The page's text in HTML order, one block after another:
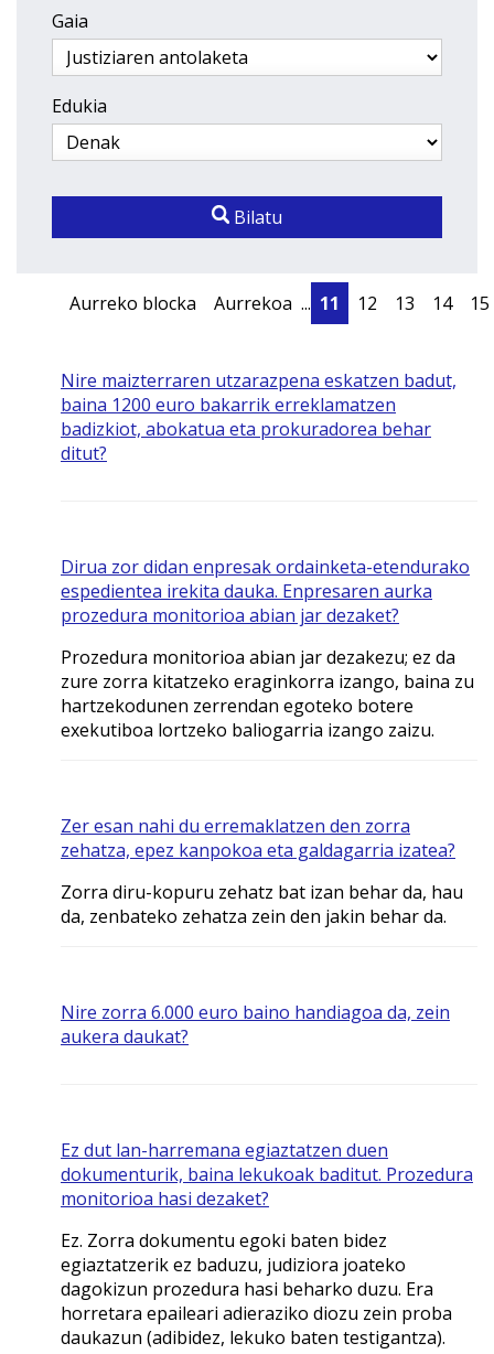
Gaia
Edukia
Bilatu
Aurreko blocka Aurrekoa ... 11 12 13 14 15
Nire maizterraren utzarazpena eskatzen badut,
baina 1200 euro bakarrik erreklamatzen
badizkiot, abokatua eta prokuradorea behar
ditut?
Dirua zor didan enpresak ordainketa-etendurako
espedientea irekita dauka. Enpresaren aurka
prozedura monitorioa abian jar dezaket?
Prozedura monitorioa abian jar dezakezu; ez da
zure zorra kitatzeko eraginkorra izango, baina zu
hartzekodunen zerrendan egoteko botere
exekutiboa lortzeko baliogarria izango zaizu.
Zer esan nahi du erremaklatzen den zorra
zehatza, epez kanpokoa eta galdagarria izatea?
Zorra diru-kopuru zehatz bat izan behar da, hau
da, zenbateko zehatza zein den jakin behar da.
Nire zorra 6.000 euro baino handiagoa da, zein
aukera daukat?
Ez dut lan-harremana egiaztatzen duen
dokumenturik, baina lekukoak baditut. Prozedura
monitorioa hasi dezaket?
Ez. Zorra dokumentu egoki baten bidez
egiaztatzerik ez baduzu, judiziora joateko
dagokizun prozedura hasi beharko duzu. Era
horretara epaileari adieraziko diozu zein proba
daukazun (adibidez, lekuko baten testigantza).